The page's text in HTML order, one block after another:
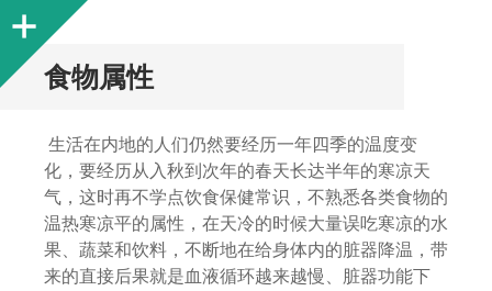
Sidebar
食物属性
生活在内地的人们仍然要经历一年四季的温度变
化，要经历从入秋到次年的春天长达半年的寒凉天
气，这时再不学点饮食保健常识，不熟悉各类食物的
温热寒凉平的属性，在天冷的时候大量误吃寒凉的水
果、蔬菜和饮料，不断地在给身体内的脏器降温，带
来的直接后果就是血液循环越来越慢、脏器功能下